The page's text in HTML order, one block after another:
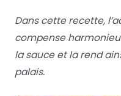
Dans cette recette,
compense
la sauce et la rend
palais.